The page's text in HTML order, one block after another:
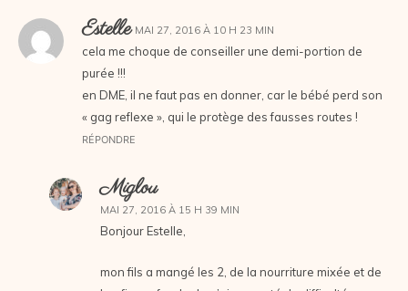
Estelle MAI 27, 2016 À 10 H 23 MIN
cela me choque de conseiller une demi-portion de
purée !!!
en DME, il ne faut pas en donner, car le bébé perd son
« gag reflexe », qui le protège des fausses routes !
RÉPONDRE
Miglou
MAI 27, 2016 À 15 H 39 MIN
Bonjour Estelle,
mon fils a mangé les 2, de la nourriture mixée et de